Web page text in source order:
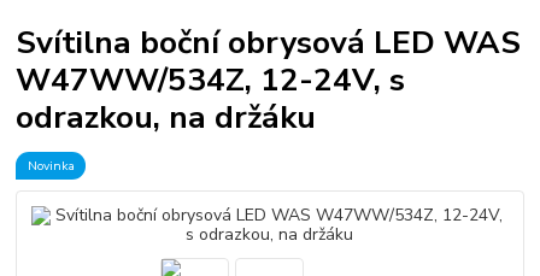
Svítilna boční obrysová LED WAS
W47WW/534Z, 12-24V, s
odrazkou, na držáku
Novinka